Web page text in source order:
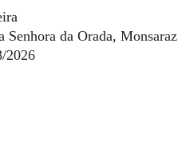
Senhora da Orada, Monsaraz
2026